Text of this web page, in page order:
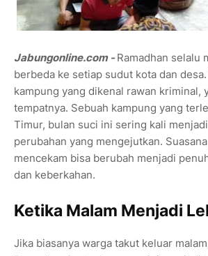
Jabungonline.com - Ramadhan selalu
berbeda ke setiap sudut kota dan
kampung yang dikenal rawan kriminal,
tempatnya. Sebuah kampung yang
Timur, bulan suci ini sering kali
perubahan yang mengejutkan.
mencekam bisa berubah menjadi
dan keberkahan.
Ketika Malam Menjadi
Jika biasanya warga takut keluar